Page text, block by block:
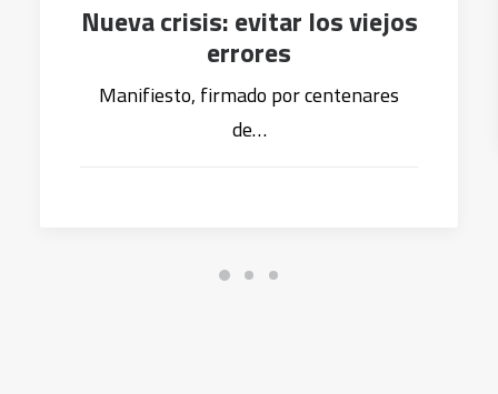
Nueva crisis: evitar los viejos
errores
Manifiesto, firmado por centenares
de…